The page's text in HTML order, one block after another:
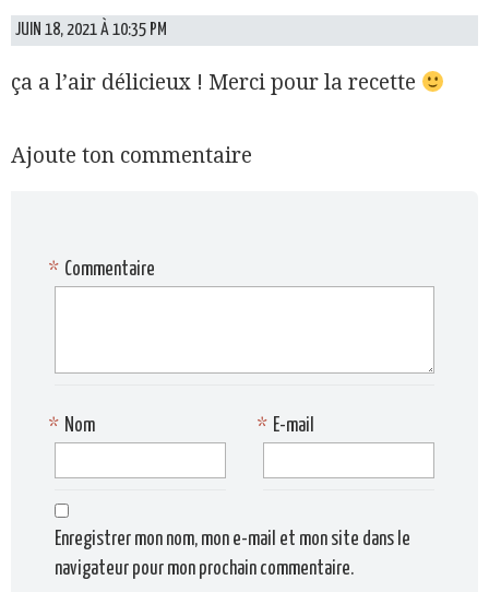
JUIN 18, 2021 À 10:35 PM
ça a l’air délicieux ! Merci pour la recette
Ajoute ton commentaire
Commentaire
*
Nom
* E-mail
*
Enregistrer mon nom, mon e-mail et mon site dans le
navigateur pour mon prochain commentaire.